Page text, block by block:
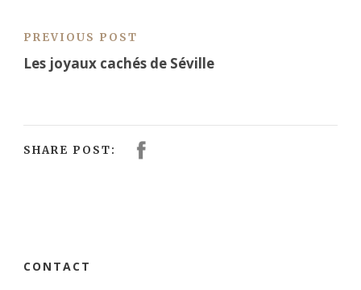
PREVIOUS POST
Les joyaux cachés de Séville
SHARE POST:
CONTACT